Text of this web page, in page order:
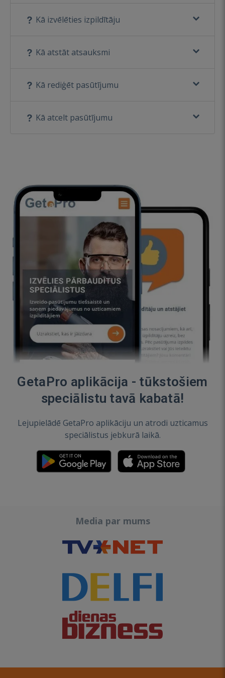
Kā izvēlēties izpildītāju
Kā atstāt atsauksmi
Kā rediģēt pasūtījumu
Kā atcelt pasūtījumu
GetaPro aplikācija - tūkstošiem
speciālistu tavā kabatā!
Lejupielādē GetaPro aplikāciju un atrodi uzticamus
speciālistus jebkurā laikā.
Media par mums